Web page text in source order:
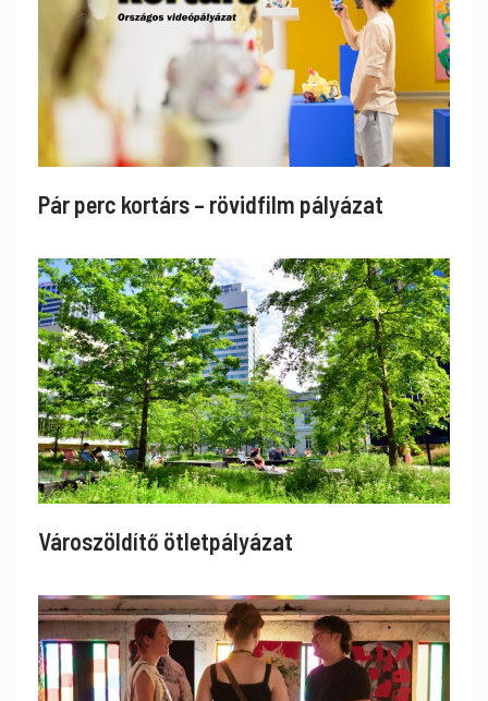
Pár perc kortárs – rövidfilm pályázat
Városzöldítő ötletpályázat